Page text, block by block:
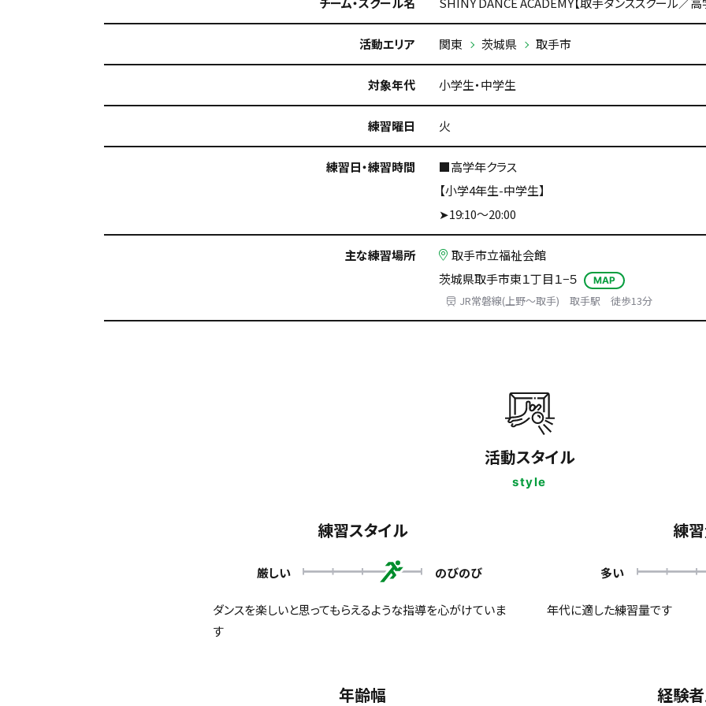
活動エリア 関東 茨城県 取手市
対象年代 小学生・中学生
練習曜日 火
練習日・練習時間
■高学年クラス
【小学4年生-中学生】
➤19:10～20:00
主な練習場所
取手市立福祉会館
茨城県取手市東１丁目１−５
MAP
JR常磐線(上野～取手) 取手駅 徒歩13分
活動スタイル
style
練習スタイル
厳しい のびのび
ダンスを楽しいと思ってもらえるような指導を心がけていま
す
練
多い
年代に適した練習量です
年齢幅 経験